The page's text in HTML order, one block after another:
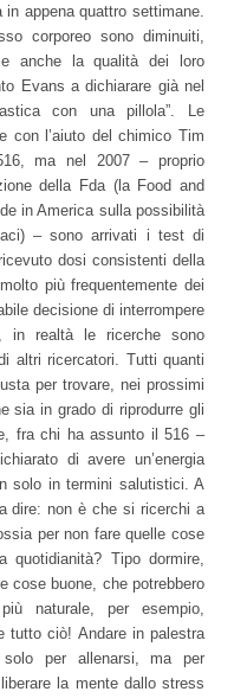
appena quattro settimane.
corporeo sono diminuiti,
e anche la qualità dei loro
Evans a dichiarare già nel
con una pillola”. Le
con l’aiuto del chimico Tim
ma nel 2007 – proprio
della Fda (la Food and
in America sulla possibilità
– sono arrivati i test di
dosi consistenti della
più frequentemente dei
decisione di interrompere
in realtà le ricerche sono
altri ricercatori. Tutti quanti
per trovare, nei prossimi
sia in grado di riprodurre gli
fra chi ha assunto il 516 –
di avere un’energia
solo in termini salutistici. A
dire: non è che si ricerchi a
per non fare quelle cose
quotidianità? Tipo dormire,
cose buone, che potrebbero
naturale, per esempio,
tutto ciò! Andare in palestra
per allenarsi, ma per
la mente dallo stress